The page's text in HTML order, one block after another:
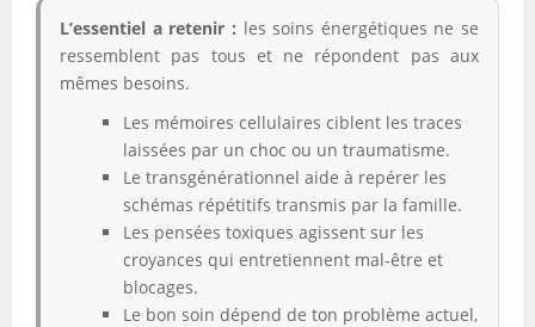
L’essentiel a retenir : les soins énergétiques ne se
ressemblent pas tous et ne répondent pas aux
mêmes besoins.
Les mémoires cellulaires ciblent les traces
laissées par un choc ou un traumatisme.
Le transgénérationnel aide à repérer les
schémas répétitifs transmis par la famille.
Les pensées toxiques agissent sur les
croyances qui entretiennent mal-être et
blocages.
Le bon soin dépend de ton problème actuel,